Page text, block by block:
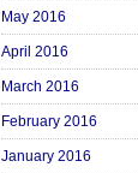
May 2016
April 2016
March 2016
February 2016
January 2016